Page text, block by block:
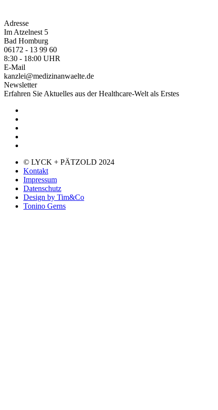
Adresse
Im Atzelnest 5
Bad Homburg
06172 - 13 99 60
8:30 - 18:00 UHR
E-Mail
kanzlei@medizinanwaelte.de
Newsletter
Erfahren Sie Aktuelles aus der Healthcare-Welt als Erstes
© LYCK + PÄTZOLD 2024
Kontakt
Impressum
Datenschutz
Design by Tim&Co
Tonino Gerns